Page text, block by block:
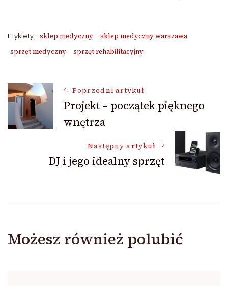
Etykiety: sklep medyczny
sklep medyczny warszawa
sprzęt medyczny
sprzęt rehabilitacyjny
Nawigacja
wpisu
Poprzedni artykuł
Projekt – początek pięknego
wnętrza
Następny artykuł
DJ i jego idealny sprzęt
Możesz również polubić